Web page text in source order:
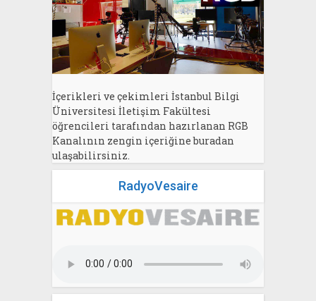
İçerikleri ve çekimleri İstanbul Bilgi
Üniversitesi İletişim Fakültesi
öğrencileri tarafından hazırlanan RGB
Kanalının zengin içeriğine buradan
ulaşabilirsiniz.
RadyoVesaire